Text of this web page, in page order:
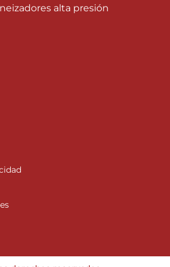
alta presión